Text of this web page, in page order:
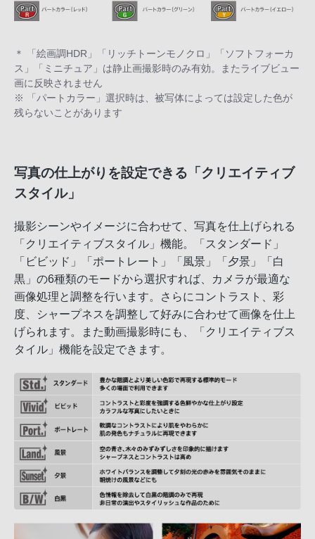
＊ 「絵画調HDR」「リッチトーンモノクロ」「ソフトフォーカ
ス」「ミニチュア」は静止画撮影時のみ有効。またライブビュー
画に反映されません
※ 「パートカラー」選択時は、被写体によっては設定した色が
残らないことがあります
写真の仕上がりを設定できる「クリエイティブ
スタイル」
撮影シーンやイメージに合わせて、写真を仕上げられる
「クリエイティブスタイル」機能。「スタンダード」
「ビビッド」「ポートレート」「風景」「夕景」「白
黒」の6種類のモードから選択すれば、カメラが最適な
画像処理と調整を行います。さらにコントラスト、彩
度、シャープネスを調整して好みに合わせて画像を仕上
げられます。また動画撮影時にも、「クリエイティブス
タイル」機能を設定できます。